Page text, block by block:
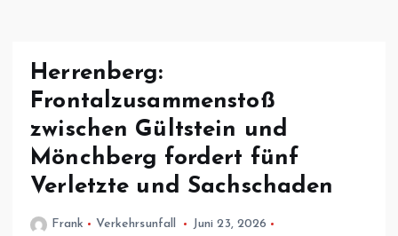
Herrenberg:
Frontalzusammenstoß
zwischen Gültstein und
Mönchberg fordert fünf
Verletzte und Sachschaden
Frank Verkehrsunfall
Juni 23, 2026